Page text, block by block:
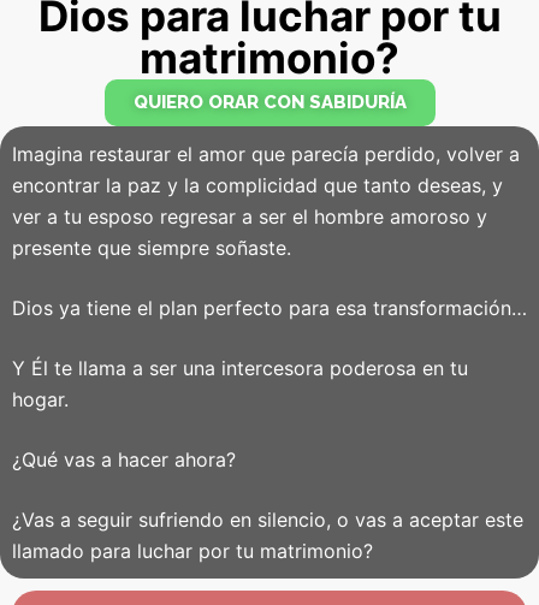
Dios para luchar por tu
matrimonio?
QUIERO ORAR CON SABIDURÍA
Imagina restaurar el amor que parecía perdido, volver a
encontrar la paz y la complicidad que tanto deseas, y
ver a tu esposo regresar a ser el hombre amoroso y
presente que siempre soñaste.
Dios ya tiene el plan perfecto para esa transformación…
Y Él te llama a ser una intercesora poderosa en tu
hogar.
¿Qué vas a hacer ahora?
¿Vas a seguir sufriendo en silencio, o vas a aceptar este
llamado para luchar por tu matrimonio?